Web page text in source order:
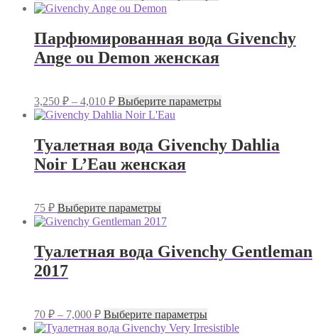
цен:
13,000 ₽
несколько
вариаций.
Опции
можно
странице
Парфюмированная вода Givenchy
Ange ou Demon женская
3,250 ₽ – 4,010 ₽Диапазон
цен:
4,010 ₽
Выберите параметрыЭтот
несколько
вариаций.
Туалетная вода Givenchy Dahlia
Noir L’Eau женская
75 ₽ Выберите параметрыЭтот
товар
имеет
несколько
вариаций.
странице
товара.
Туалетная вода Givenchy Gentleman
2017
70 ₽ – 7,000 ₽Диапазон
цен:
Выберите параметрыЭтот
товар